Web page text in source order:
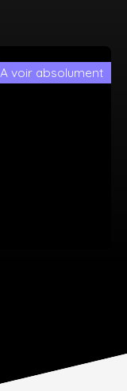
A voir absolument